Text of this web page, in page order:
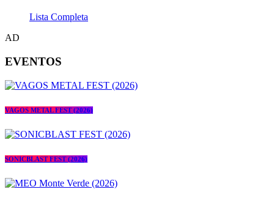
Lista Completa
AD
EVENTOS
VAGOS METAL FEST (2026)
SONICBLAST FEST (2026)